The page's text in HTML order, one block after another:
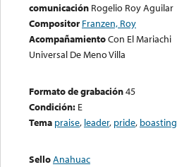
comunicación Rogelio Roy Aguilar
Compositor Franzen, Roy
AcompañamientoCon El Mariachi
Universal De Meno Villa
Formato de grabación45
Condición: E
Tema praise, leader, pride, boasting
SelloAnahuac